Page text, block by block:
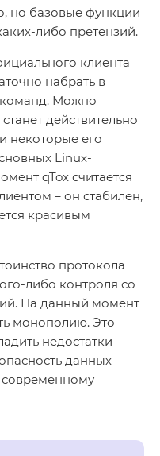
но базовые функции
либо претензий.
клиента
набрать в
команд. Можно
действительно
некоторые его
Linux-
qTox считается
– он стабилен,
красивым
протокола
либо контроля со
На данный момент
монополию. Это
недостатки
данных –
современному